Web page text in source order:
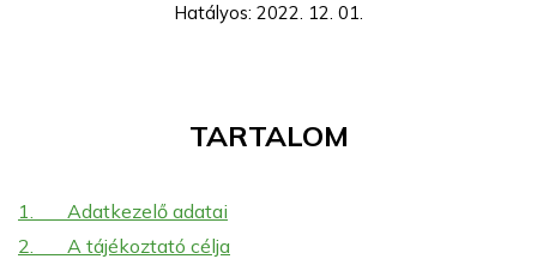
Hatályos: 2022. 12. 01.
TARTALOM
1.
Adatkezelő adatai
2.
A tájékoztató célja